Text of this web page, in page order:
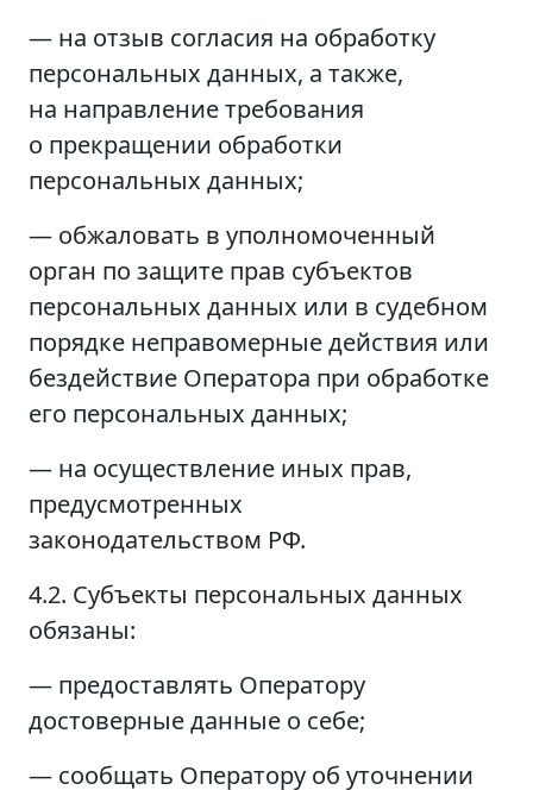
— на отзыв согласия на обработку
персональных данных, а также,
на направление требования
о прекращении обработки
персональных данных;
— обжаловать в уполномоченный
орган по защите прав субъектов
персональных данных или в судебном
порядке неправомерные действия или
бездействие Оператора при обработке
его персональных данных;
— на осуществление иных прав,
предусмотренных
законодательством РФ.
4.2. Субъекты персональных данных
обязаны:
— предоставлять Оператору
достоверные данные о себе;
— сообщать Оператору об уточнении